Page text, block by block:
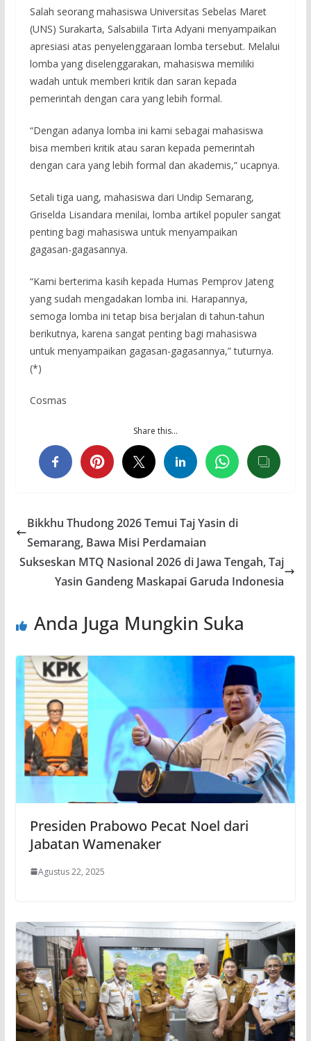
Salah seorang mahasiswa Universitas Sebelas Maret
(UNS) Surakarta, Salsabiila Tirta Adyani menyampaikan
apresiasi atas penyelenggaraan lomba tersebut. Melalui
lomba yang diselenggarakan, mahasiswa memiliki
wadah untuk memberi kritik dan saran kepada
pemerintah dengan cara yang lebih formal.
“Dengan adanya lomba ini kami sebagai mahasiswa
bisa memberi kritik atau saran kepada pemerintah
dengan cara yang lebih formal dan akademis,” ucapnya.
Setali tiga uang, mahasiswa dari Undip Semarang,
Griselda Lisandara menilai, lomba artikel populer sangat
penting bagi mahasiswa untuk menyampaikan
gagasan-gagasannya.
“Kami berterima kasih kepada Humas Pemprov Jateng
yang sudah mengadakan lomba ini. Harapannya,
semoga lomba ini tetap bisa berjalan di tahun-tahun
berikutnya, karena sangat penting bagi mahasiswa
untuk menyampaikan gagasan-gagasannya,” tuturnya.
(*)
Cosmas
Share this…
Bikkhu Thudong 2026 Temui Taj Yasin di
Semarang, Bawa Misi Perdamaian
Sukseskan MTQ Nasional 2026 di Jawa Tengah, Taj
Yasin Gandeng Maskapai Garuda Indonesia
Anda Juga Mungkin Suka
Presiden Prabowo Pecat Noel dari
Jabatan Wamenaker
Agustus 22, 2025